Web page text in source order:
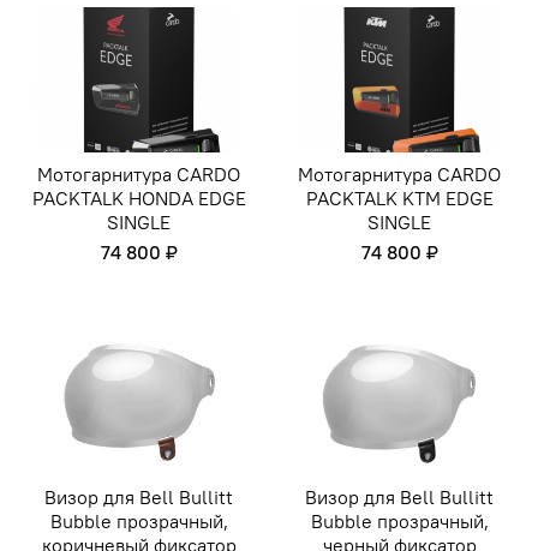
Мотогарнитура CARDO
PACKTALK HONDA EDGE
SINGLE
74 800 ₽
Мотогарнитура CARDO
PACKTALK KTM EDGE
SINGLE
74 800 ₽
Визор для Bell Bullitt
Bubble прозрачный,
коричневый фиксатор
Визор для Bell Bullitt
Bubble прозрачный,
черный фиксатор